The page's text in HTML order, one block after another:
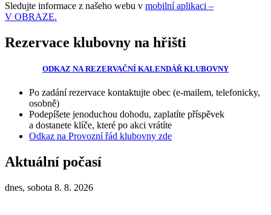
Sledujte informace z našeho webu v mobilní aplikaci –
V OBRAZE.
Rezervace klubovny na hřišti
ODKAZ NA REZERVAČNÍ KALENDÁŘ KLUBOVNY
Po zadání rezervace kontaktujte obec (e-mailem, telefonicky,
osobně)
Podepíšete jenoduchou dohodu, zaplatíte příspěvek
a dostanete klíče, které po akci vrátíte
Odkaz na Provozní řád klubovny zde
Aktuální počasí
dnes, sobota 8. 8. 2026